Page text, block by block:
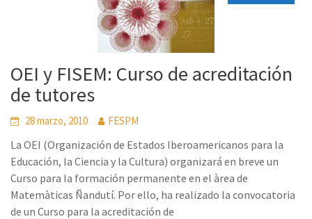
OEI y FISEM: Curso de acreditación
de tutores
28 marzo, 2010 FESPM
La OEI (Organización de Estados Iberoamericanos para la
Educación, la Ciencia y la Cultura) organizará en breve un
Curso para la formación permanente en el àrea de
Matemàticas Ñandutí. Por ello, ha realizado la convocatoria
de un Curso para la acreditación de